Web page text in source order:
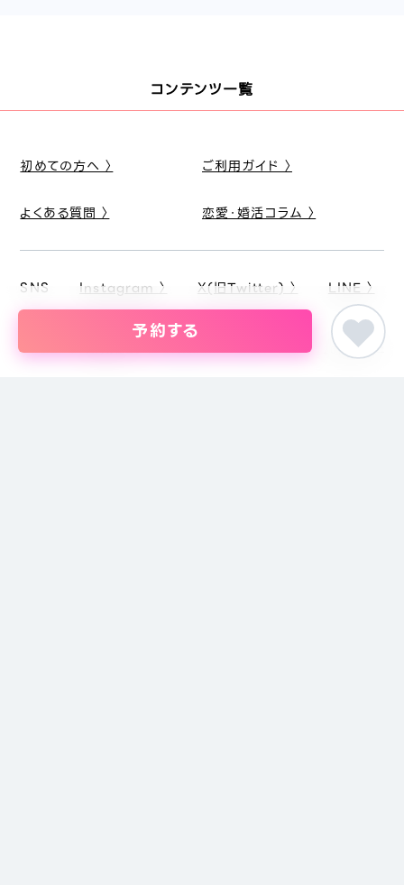
予約する
コンテンツ一覧
初めての方へ 〉 ご利用ガイド 〉
よくある質問 〉 恋愛・婚活コラム 〉
SNS Instagram 〉 X(旧Twitter) 〉 LINE 〉
ピア街コン 東海の街コン 愛知県の街コン・結婚パーティー 20代限定アニ